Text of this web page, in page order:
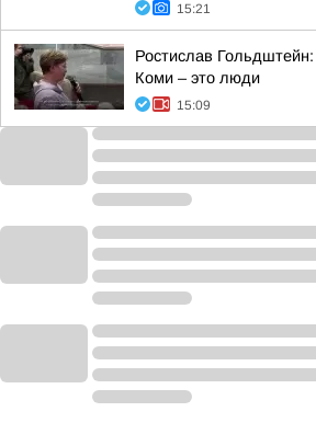
15:21
Ростислав Гольдштейн:
Коми – это люди
15:09